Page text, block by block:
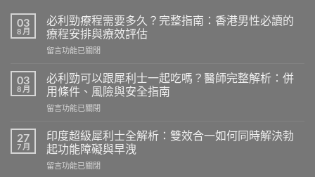
03
8 月
必利勁療程需要多久？完整指南：香港男性必讀的
療程安排與療效評估
在
利
勁
療
程
要
多
久？
完
留言功能已關閉
03
8 月
必利勁可以跟犀利士一起吃嗎？醫師完整解析：併
用條件、風險與安全指南
在
利
勁
可
以
留言功能已關閉
27
7 月
印度超級犀利士全解析：雙效合一如何同時解決勃
起功能障礙與早洩
在
留言功能已關閉